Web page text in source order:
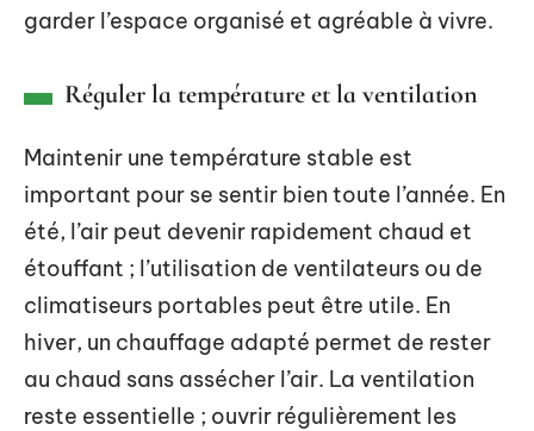
garder l’espace organisé et agréable à vivre.
Réguler la température et la ventilation
Maintenir une température stable est
important pour se sentir bien toute l’année. En
été, l’air peut devenir rapidement chaud et
étouffant ; l’utilisation de ventilateurs ou de
climatiseurs portables peut être utile. En
hiver, un chauffage adapté permet de rester
au chaud sans assécher l’air. La ventilation
reste essentielle ; ouvrir régulièrement les